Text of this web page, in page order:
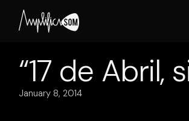
content
“17 de Abril,
January 8, 2014